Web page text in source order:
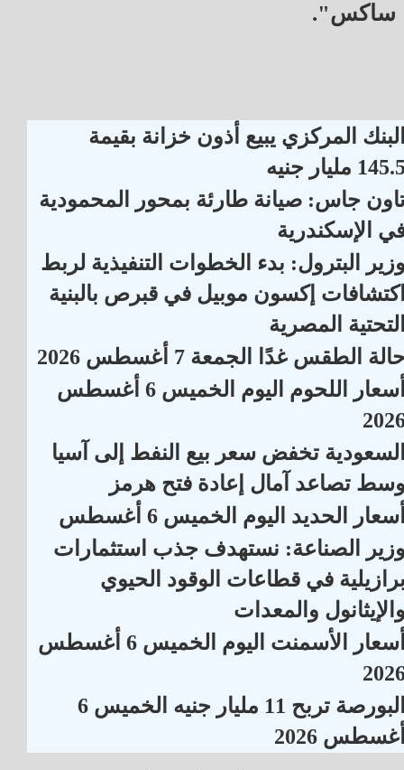
ساكس".
المركزي يبيع أذون خزانة بقيمة
مليار جنيه
جاس: صيانة طارئة بمحور المحمودية
الإسكندرية
البترول: بدء الخطوات التنفيذية لربط
إكسون موبيل في قبرص بالبنية
المصرية
الطقس غدًا الجمعة 7 أغسطس 2026
أسعار اللحوم اليوم الخميس 6 أغسطس
تخفض سعر بيع النفط إلى آسيا
تصاعد آمال إعادة فتح هرمز
الحديد اليوم الخميس 6 أغسطس
الصناعة: نستهدف جذب استثمارات
في قطاعات الوقود الحيوي
والمعدات
أسعار الأسمنت اليوم الخميس 6 أغسطس
البورصة تربح 11 مليار جنيه الخميس 6
2026